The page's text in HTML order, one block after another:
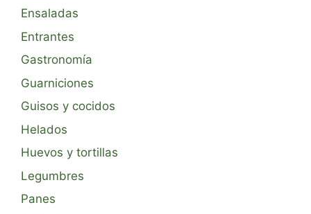
Ensaladas
Entrantes
Gastronomía
Guarniciones
Guisos y cocidos
Helados
Huevos y tortillas
Legumbres
Panes